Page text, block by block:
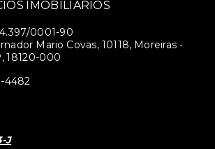
IMOBILIARIOS
0001-90
Mario Covas, 10118, Moreiras -
18120-000
4482
J